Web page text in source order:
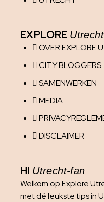
EXPLORE Utrecht
OVER EXPLORE
CITY BLOGGERS
SAMENWERKEN
MEDIA
DISCLAIMER
HI Utrecht-fan
Welkom op Explore
met dé leukste tips in